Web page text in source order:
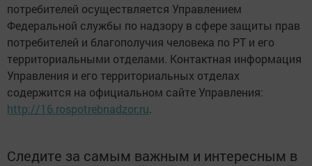
потребителей осуществляется Управлением
Федеральной службы по надзору в сфере защиты прав
потребителей и благополучия человека по РТ и его
территориальными отделами. Контактная информация
Управления и его территориальных отделах
содержится на официальном сайте Управления:
http://16.rospotrebnadzor.ru.
Следите за самым важным и интересным в